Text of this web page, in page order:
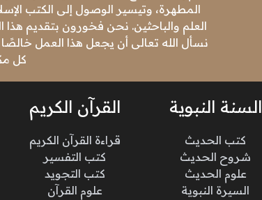
المطهرة، وتيسير الوصول إلى الكتب
العلم والباحثين. نحن فخورون بتقديم
نسأل الله تعالى أن يجعل هذا العمل
كل
السنة النبوية
كتب الحديث
شروح الحديث
علوم الحديث
السيرة النبوية
القرآن الكريم
قراءة القرآن الكريم
كتب التفسير
كتب التجويد
علوم القرآن